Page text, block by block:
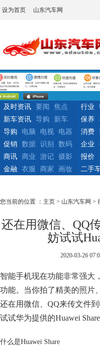
设为首页 山东汽车网
及时资讯 要闻
焦点
新车资讯
导购 新车
行业
保养
导购
电脑 电视
电器
促销
数据 识别 数码
消费
企业
商讯
商业 游记
摄影
金融
衣服 商家 画妆
报价
二手
您当前的位置 ： 主页 > 山东汽车网 >
还在用微信、QQ
妨试试
2020-03-26
智能手机现在功能非常强大
功能。当你拍了精美的照片
还在用微信、QQ来传文件
试试华为提供的Huawei Share
什么是Huawei Share